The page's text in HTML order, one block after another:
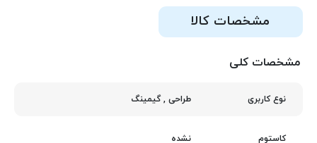
مشخصات کالا
مشخصات کلی
نوع کاربری طراحی , گیمینگ
کاستوم نشده